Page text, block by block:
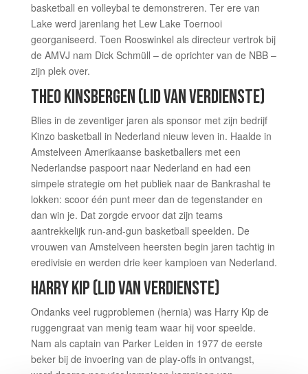
basketball en volleybal te demonstreren. Ter ere van
Lake werd jarenlang het Lew Lake Toernooi
georganiseerd. Toen Rooswinkel als directeur vertrok bij
de AMVJ nam Dick Schmüll – de oprichter van de NBB –
zijn plek over.
THEO KINSBERGEN​​ (LID VAN VERDIENSTE)
Blies in de zeventiger jaren als sponsor met zijn bedrijf
Kinzo basketball in Nederland nieuw leven in. Haalde in
Amstelveen Amerikaanse basketballers met een
Nederlandse paspoort naar Nederland en had een
simpele strategie om het publiek naar de Bankrashal te
lokken: scoor één punt meer dan de tegenstander en
dan win je. Dat zorgde ervoor dat zijn teams
aantrekkelijk run-and-gun basketball speelden. De
vrouwen van Amstelveen heersten begin jaren tachtig in
eredivisie en werden drie keer kampioen van Nederland.
HARRY KIP​​ (LID VAN VERDIENSTE)
Ondanks veel rugproblemen (hernia) was Harry Kip de
ruggengraat van menig team waar hij voor speelde.
Nam als captain van Parker Leiden in 1977 de eerste
beker bij de invoering van de play-offs in ontvangst,